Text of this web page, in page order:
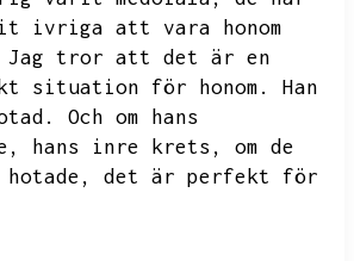
ivriga att vara honom
Jag tror att det är en
situation för honom.
Han
Och om hans
hans inre krets,
om de
det är perfekt för